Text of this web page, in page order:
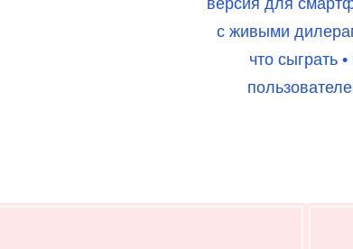
с живыми
что сыграть
Image Placeholder